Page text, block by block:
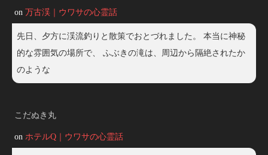
on 万古渓｜ウワサの心霊話
先日、夕方に渓流釣りと散策でおとづれました。 本当に神秘
的な雰囲気の場所で、 ふぶきの滝は、周辺から隔絶されたか
のような
こだぬき丸
on ホテルQ｜ウワサの心霊話